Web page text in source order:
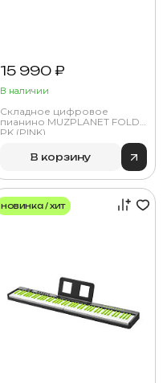
15 990 ₽
В наличии
Складное цифровое
пианино MUZPLANET FOLD
PK (PINK)
В корзину
новинка / хит